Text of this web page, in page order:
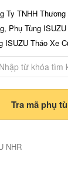
Ty TNHH
Phụ Tùng
ISUZU Tháo Xe
Tra mã phụ
NHR